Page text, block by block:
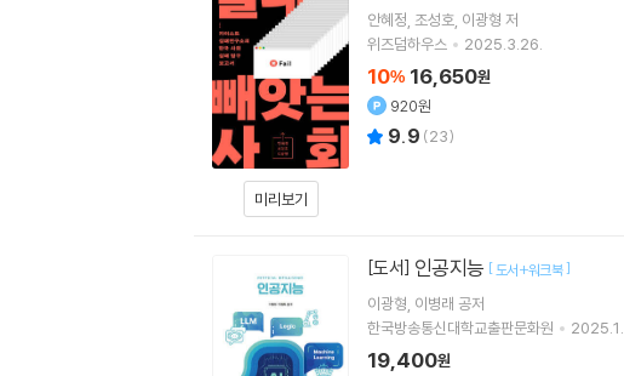
미리보기
안혜정 조성호 이광형 저
위즈덤하우스
2025.3.26.
10% 16,650원
920원
9.9 (23)
[도서] 인공지능 [도서+워크북]
이광형 이병래 공저
한국방송통신대학교출판문화원
19,400원